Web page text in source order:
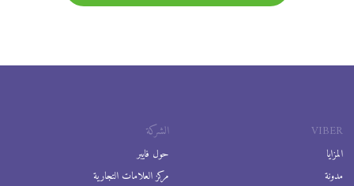
VIBER
المزايا
مدونة
الشركة
حول فايبر
مركز العلامات التجارية